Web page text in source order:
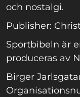
och nostalgi.
Publisher:
Sportbibeln är
produceras av
Birger